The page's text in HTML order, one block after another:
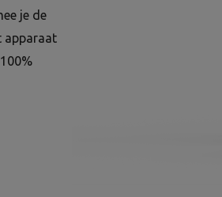
je de
apparaat